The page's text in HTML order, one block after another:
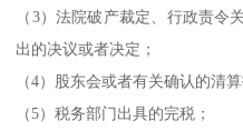
（3）法院破产裁定、行政责令
出的决议或者决定；
（4）股东会或者有关确认的清算
（5）税务部门出具的完税；